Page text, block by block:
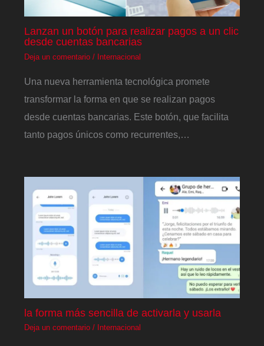
Lanzan un botón para realizar pagos a un clic
desde cuentas bancarias
Deja un comentario / Internacional
Una nueva herramienta tecnológica promete
transformar la forma en que se realizan pagos
desde cuentas bancarias. Este botón, que facilita
tanto pagos únicos como recurrentes,…
la forma más sencilla de activarla y usarla
Deja un comentario / Internacional